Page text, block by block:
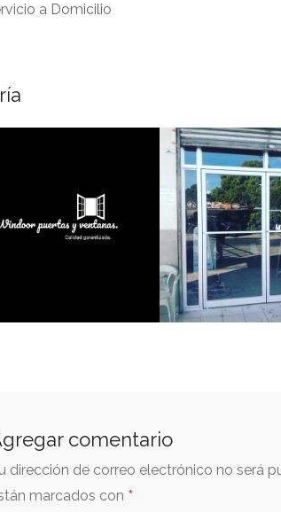
a Domicilio
comentario
dirección de correo electrónico no será
marcados con *